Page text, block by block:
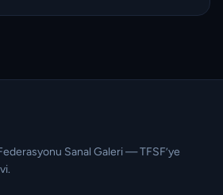
Sanal Galeri — TFSF’ye